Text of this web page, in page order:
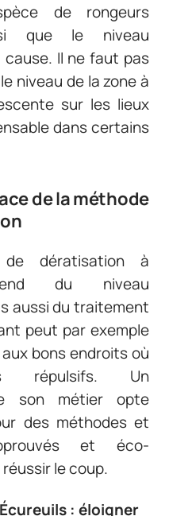
de rongeurs
que le niveau
cause. Il ne faut pas
niveau de la zone à
sur les lieux
dans certains
de la méthode
dératisation à
du niveau
aussi du traitement
peut par exemple
bons endroits où
répulsifs. Un
son métier opte
des méthodes et
et éco-
le coup.
Écureuils : éloigner